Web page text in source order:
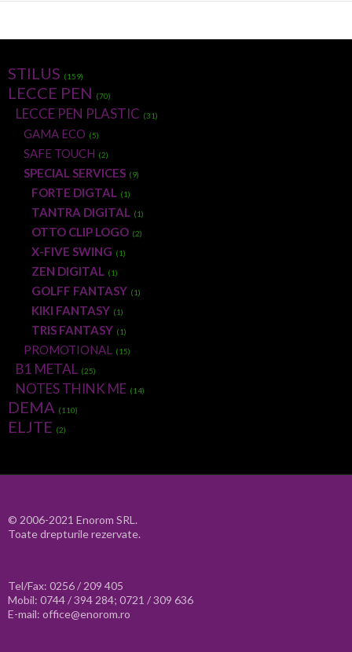
STILUS (159)
LECCE PEN (70)
LECCE PEN PLASTIC (31)
GAMA ECO (5)
SAFE TOUCH (2)
SPECIAL SERVICES (9)
FORTE DIGTAL (1)
TANTRA DIGITAL (1)
OTTO CLIP LOGO (2)
X-FIVE SWING (1)
ZEN DIGITAL (1)
GOLFF FANTASY (1)
KIKI FANTASY (1)
TRIS FANTASY (1)
PROMOTIONAL (15)
B1 METAL (25)
NOTES THINK ME (14)
DEMA (110)
ELJTE (2)
© 2006-2021 Enorom SRL.
Toate drepturile rezervate.
Tel/Fax: 0256 / 209 405
Mobil: 0744 / 394 284; 0721 / 309 636
E-mail: office@enorom.ro